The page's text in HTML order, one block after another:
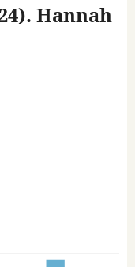
Hannah